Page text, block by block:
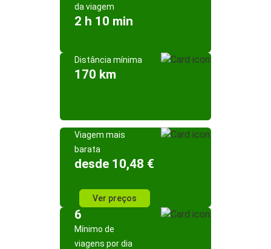
da viagem
2 h 10 min
Distância mínima
170 km
Viagem mais
barata
desde 10,48 €
Ver preços
6
Mínimo de
viagens por dia